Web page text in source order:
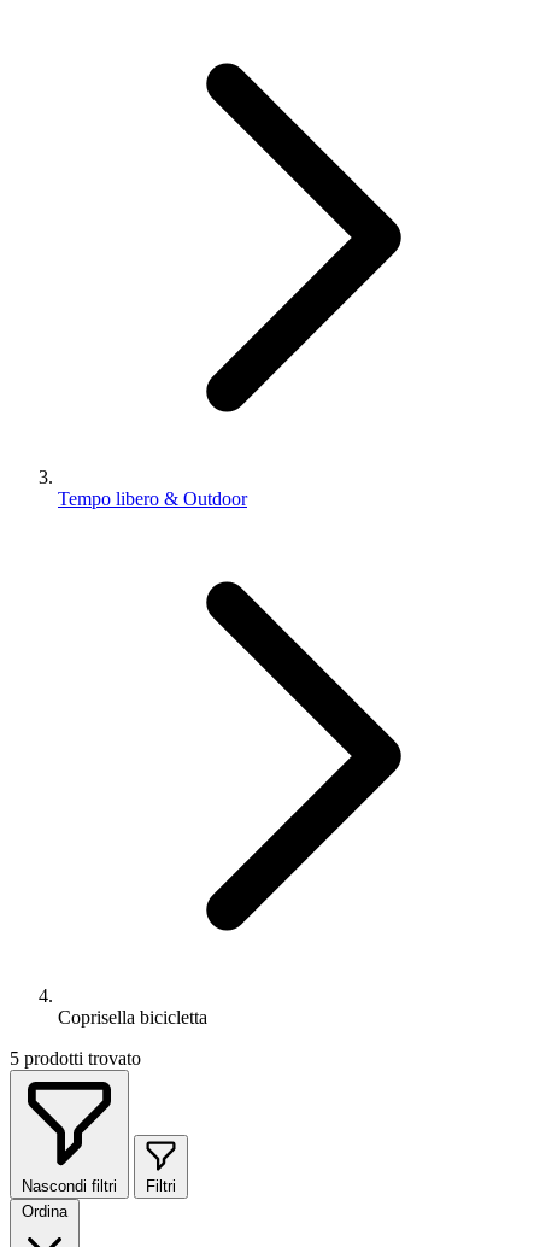
Tempo libero & Outdoor
Coprisella bicicletta
5 prodotti trovato
Nascondi filtri
Filtri
Ordina